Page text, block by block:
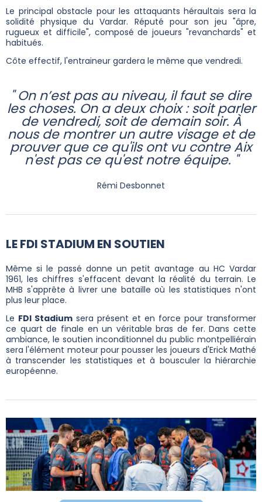
Le principal obstacle pour les attaquants héraultais sera la
solidité physique du Vardar. Réputé pour son jeu "âpre,
rugueux et difficile", composé de joueurs "revanchards" et
habitués.
Côte effectif, l'entraineur gardera le même que vendredi.
" On n’est pas au niveau, il faut se dire
les choses. On a deux choix : soit parler
de vendredi, soit de demain soir. À
nous de montrer un autre visage et de
prouver que ce qu'ils ont vu contre Aix
n'est pas ce qu'est notre équipe. "
Rémi Desbonnet
LE FDI STADIUM EN SOUTIEN
Même si le passé donne un petit avantage au HC Vardar
1961, les chiffres s'effacent devant la réalité du terrain. Le
MHB s'apprête à livrer une bataille où les statistiques n'ont
plus leur place.
Le FDI Stadium sera présent et en force pour transformer
ce quart de finale en un véritable bras de fer. Dans cette
ambiance, le soutien inconditionnel du public montpelliérain
sera l'élément moteur pour pousser les joueurs d'Erick Mathé
à transcender les statistiques et à bousculer la hiérarchie
européenne.